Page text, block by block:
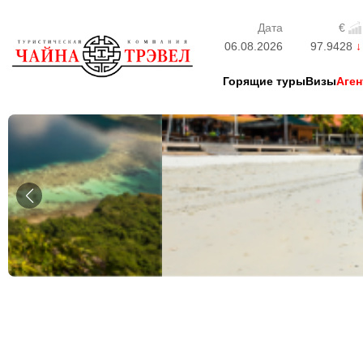
Дата
€
06.08.2026
97.9428
Горящие турыВизы